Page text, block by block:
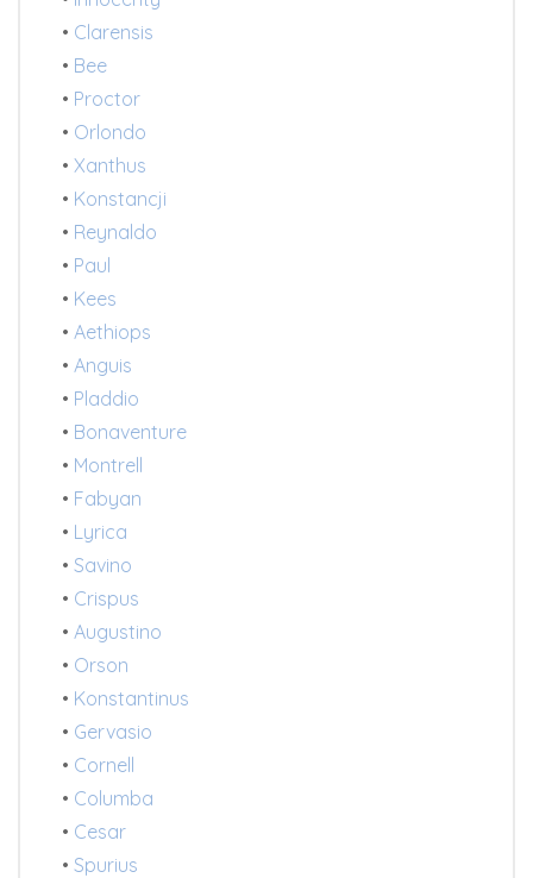
• Clarensis
• Bee
• Proctor
• Orlondo
• Xanthus
• Konstancji
• Reynaldo
• Paul
• Kees
• Aethiops
• Anguis
• Pladdio
• Bonaventure
• Montrell
• Fabyan
• Lyrica
• Savino
• Crispus
• Augustino
• Orson
• Konstantinus
• Gervasio
• Cornell
• Columba
• Cesar
• Spurius